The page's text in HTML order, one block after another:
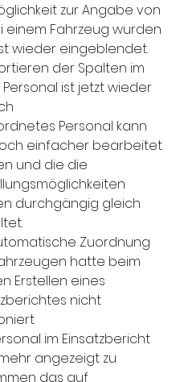
zur Angabe von
einem Fahrzeug wurden
wieder eingeblendet.
der Spalten im
Personal ist jetzt wieder
Personal kann
einfacher bearbeitet
und die die
durchgängig gleich
Zuordnung
hatte beim
Erstellen eines
nicht
im Einsatzbericht
angezeigt zu
das auf